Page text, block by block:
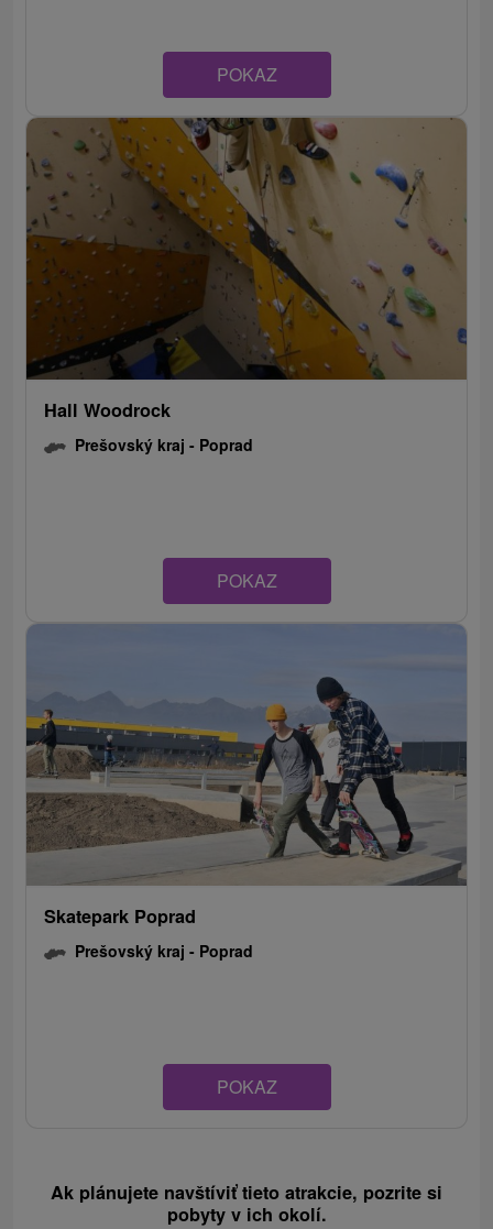
POKAZ
Hall Woodrock
Prešovský kraj - Poprad
POKAZ
Skatepark Poprad
Prešovský kraj - Poprad
POKAZ
Ak plánujete navštíviť tieto atrakcie, pozrite si
pobyty v ich okolí.